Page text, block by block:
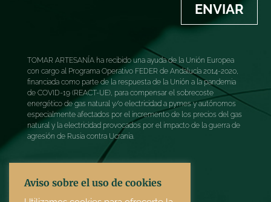
ENVIAR
TOMAR ARTESANÍA ha recibido una ayuda de la Unión Europea
con cargo al Programa Operativo FEDER de Andalucía 2014-2020,
financiada como parte de la respuesta de la Unión a la pandemia
de COVID-19 (REACT-UE), para compensar el sobrecoste
energético de gas natural y/o electricidad a pymes y autónomos
especialmente afectados por el incremento de los precios del gas
natural y la electricidad provocados por el impacto de la guerra de
agresión de Rusia contra Ucrania.
Aviso sobre el uso de cookies